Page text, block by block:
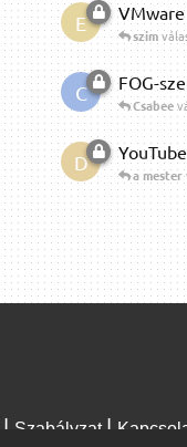
E
szim
C FOG-
Csabee
D
a mester
Szabályzat